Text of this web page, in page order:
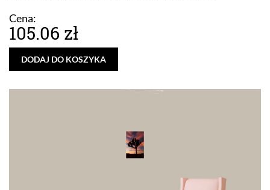
Cena:
105.06 zł
DODAJ DO KOSZYKA